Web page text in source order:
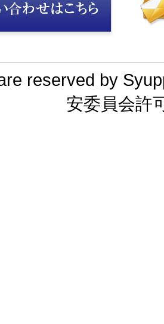
reserved by
安委員会許